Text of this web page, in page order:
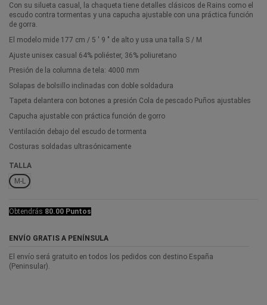
Con su silueta casual, la chaqueta tiene detalles clásicos de Rains como el
escudo contra tormentas y una capucha ajustable con una práctica función
de gorra.
El modelo mide 177 cm / 5 ′ 9 ″ de alto y usa una talla S / M
Ajuste unisex casual 64% poliéster, 36% poliuretano
Presión de la columna de tela: 4000 mm
Solapas de bolsillo inclinadas con doble soldadura
Tapeta delantera con botones a presión Cola de pescado Puños ajustables
Capucha ajustable con práctica función de gorro
Ventilación debajo del escudo de tormenta
Costuras soldadas ultrasónicamente
TALLA
M-L
Obtendrás 80.00 Puntos
ENVÍO GRATIS A PENÍNSULA
El envío será gratuito en todos los pedidos con destino España
(Peninsular).